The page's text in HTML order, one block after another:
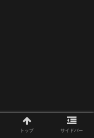
トップ サイドバー